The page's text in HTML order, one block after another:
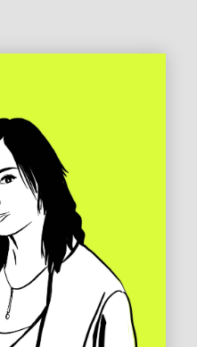
Lefebvre
Support